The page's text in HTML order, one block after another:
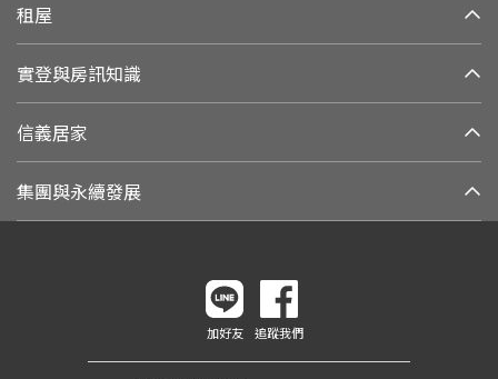
租屋
實登與房訊知識
信義居家
集團與永續發展
加好友 追蹤我們